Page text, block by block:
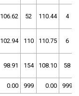
106.62 52 110.44 4
102.94 110 110.75 6
98.91 154 108.10 58
0.00 999 0.00 999